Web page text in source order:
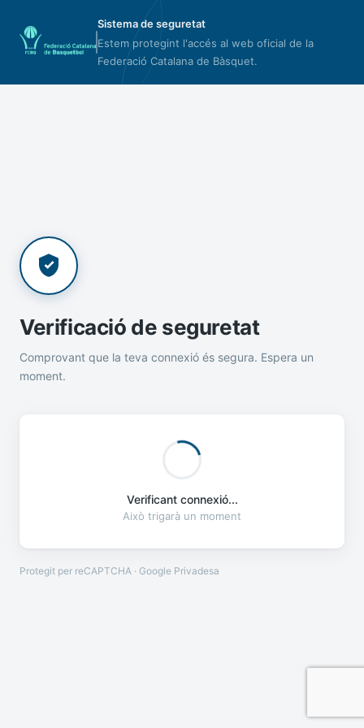
Sistema de seguretat
Estem protegint l'accés al web oficial de la
Federació Catalana de Bàsquet.
Verificació de seguretat
Comprovant que la teva connexió és segura. Espera un
moment.
Verificant connexió...
Això trigarà un moment
Protegit per reCAPTCHA · Google Privadesa